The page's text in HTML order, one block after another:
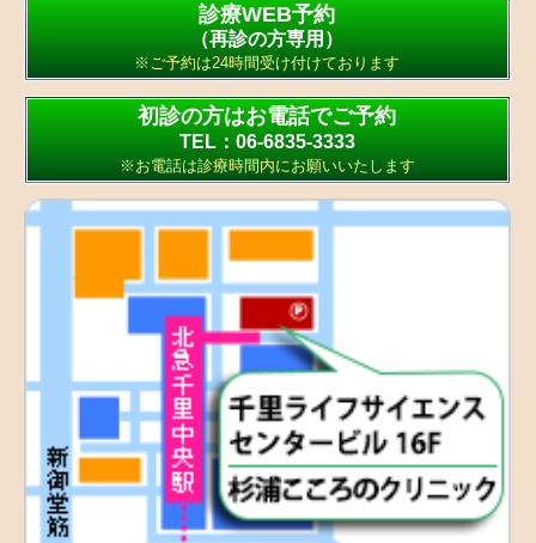
診療WEB予約
（再診の方専用）
※ご予約は24時間受け付けております
初診の方はお電話でご予約
TEL：06-6835-3333
※お電話は診療時間内にお願いいたします